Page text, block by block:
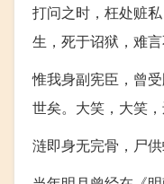
打问之时，枉处赃
生，死于诏狱，难
惟我身副宪臣，曾
世矣。大笑，大笑
涟即身无完骨，尸